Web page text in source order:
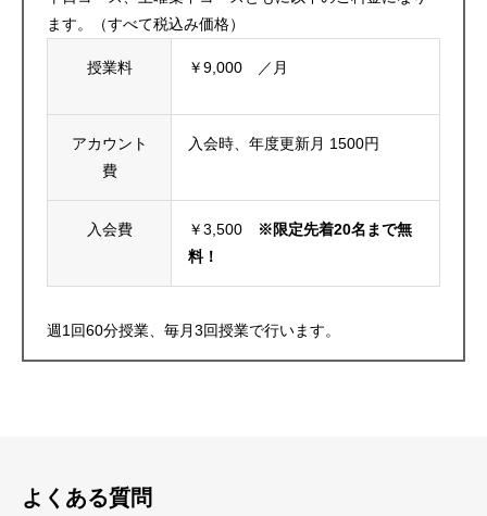
ます。（すべて税込み価格）
授業料 ￥9,000 ／月
アカウント
費
入会時、年度更新月 1500円
入会費 ￥3,500
※限定先着20名まで無
料！
週1回60分授業、毎月3回授業で行います。
よくある質問